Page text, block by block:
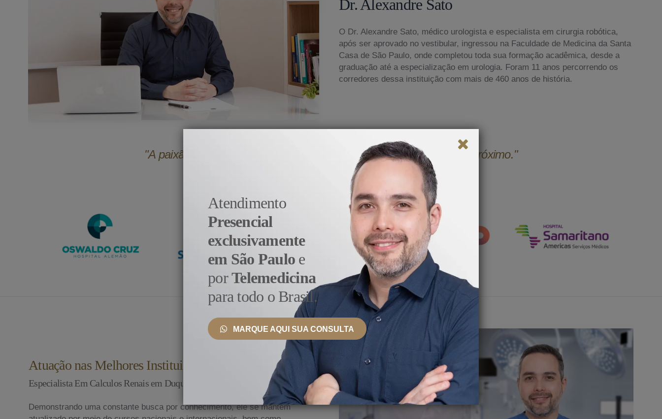
Dr. Alexandre Sato
O Dr. Alexandre Sato, médico urologista e especialista em cirurgia robótica,
após ser aprovado no vestibular, ingressou na Faculdade de Medicina da Santa
Casa de São Paulo, onde completou toda sua formação acadêmica, desde a
graduação até a especialização em urologia. Foram 11 anos percorrendo os
corredores dessa instituição com mais de 460 anos de história.
"A paixão pela medicina veio do prazer e da satisfação em ajudar o próximo."
- Dr. Alexandre Sato
Atuação nas Melhores Instituições do País e Exterior
Especialista Em Calculos Renais em Duque de Caxias
Demonstrando uma constante busca por conhecimento, ele se mantém
Atendimento
Presencial
exclusivamente
em São Paulo e
porTelemedicina
para todo o Brasil.
MARQUE AQUI SUA CONSULTA